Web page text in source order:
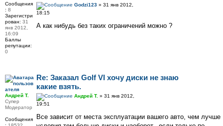
Godzi123 » 31 янв 2012,
18:15
А как нибудь без таких ограничений можно ?
Сообщения
: 8
Зарегистри
рован: 31
янв 2012,
16:09
Баллы
репутации:
0
Re: Заказал Golf VI хочу диски не знаю
какие взять.
Андрей Т. » 31 янв 2012,
19:51
Все зависит от места эксплуатации вашего авто, чем лучше
Андрей Т.
Супер
Модератор
Сообщения